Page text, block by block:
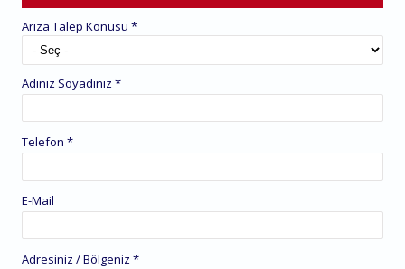
Arıza Talep Konusu*
Adınız Soyadınız*
Telefon*
E-Mail
Adresiniz / Bölgeniz*